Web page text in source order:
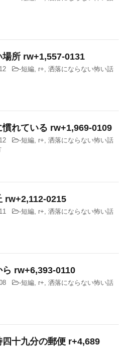
場所 rw+1,557-0131
-短編, r+, 洒落にならない怖い話
慣れている rw+1,969-0109
-短編, r+, 洒落にならない怖い話
rw+2,112-0215
-短編, r+, 洒落にならない怖い話
ら rw+6,393-0110
-短編, r+, 洒落にならない怖い話
四十九分の郵便 r+4,689